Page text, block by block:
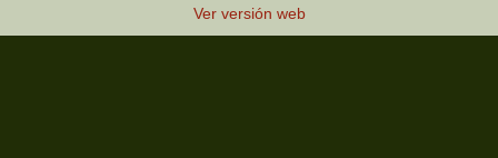
Ver versión web